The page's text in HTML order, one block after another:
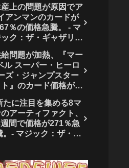
上の問題が原因でア
アンマンのカードが
％の価格急騰。 - マ
ック：ザ・ギャザリン
問題が加熱、『マー
ル スーパー・ヒーロ
ズ・ジャンプスター
ト』のカード価格が
：ザ・ギャザリング
たに注目を集める8マ
アーティファクト、
間で価格が271％急
。- マジック：ザ・ギ